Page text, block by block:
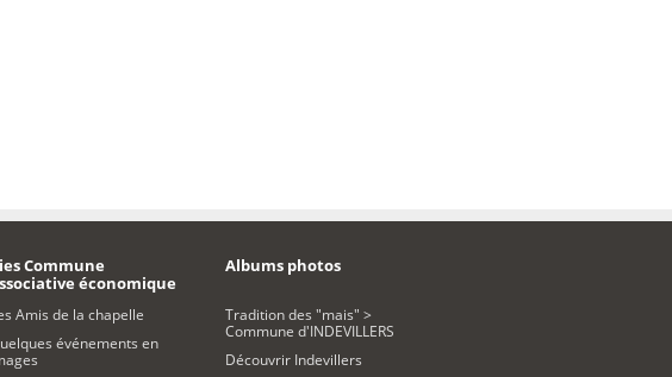
Commune
économique
Amis de la chapelle
événements en
Albums photos
Tradition des "mais" >
Commune d'INDEVILLERS
Découvrir Indevillers